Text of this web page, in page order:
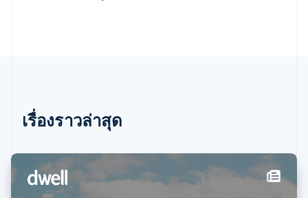
เรื่องราวล่าสุด
English
ฟินแลนด์
มอลตา
English
มาเลเซีย
English 简体中文